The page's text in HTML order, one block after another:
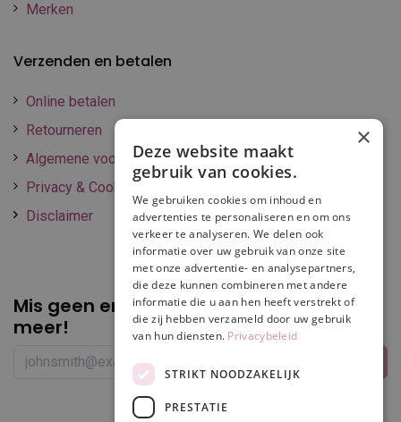
Merken
Verzenden en betalen
Online betalen
Retourneren
Algemene voorwaarden
Privacy & Cookie policy
Disclaimer
Mis geen enkelepromotie of korting
meer!
×
Deze website maakt
gebruik van cookies.
We gebruiken cookies om inhoud en
advertenties te personaliseren en om ons
verkeer te analyseren. We delen ook
informatie over uw gebruik van onze site
met onze advertentie- en analysepartners,
die deze kunnen combineren met andere
informatie die u aan hen heeft verstrekt of
die zij hebben verzameld door uw gebruik
van hun diensten. Privacybeleid
STRIKT NOODZAKELIJK
PRESTATIE